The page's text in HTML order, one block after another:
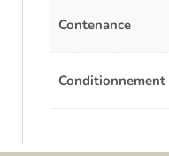
Contenance
Conditionnement